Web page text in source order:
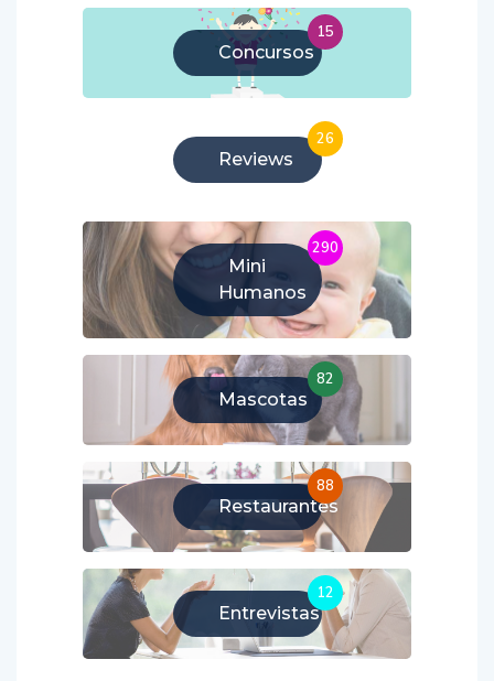
Concursos
15
Reviews
26
Mini
Humanos
290
Mascotas
82
Restaurantes
88
Entrevistas
12